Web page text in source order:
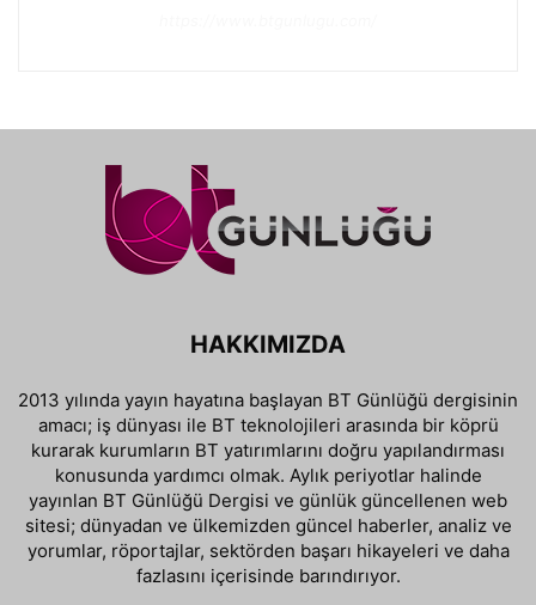
HAKKIMIZDA
2013 yılında yayın hayatına başlayan BT Günlüğü dergisinin
amacı; iş dünyası ile BT teknolojileri arasında bir köprü
kurarak kurumların BT yatırımlarını doğru yapılandırması
konusunda yardımcı olmak. Aylık periyotlar halinde
yayınlan BT Günlüğü Dergisi ve günlük güncellenen web
sitesi; dünyadan ve ülkemizden güncel haberler, analiz ve
yorumlar, röportajlar, sektörden başarı hikayeleri ve daha
fazlasını içerisinde barındırıyor.